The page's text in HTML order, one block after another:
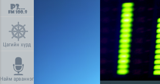
Цагийн хүрд
Найм арваннэг